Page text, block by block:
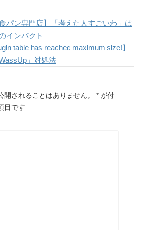
パン専門店】「考えた人すごいわ」は
インパクト
table has reached maximum size!】
」対処法
開されることはありません。 * が付
目です